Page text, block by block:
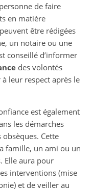
de faire
en matière
être rédigées
un notaire ou une
conseillé d’informer
des volontés
leur respect après le
est également
les démarches
Cette
famille, un ami ou un
Elle aura pour
interventions (mise
et de veiller au